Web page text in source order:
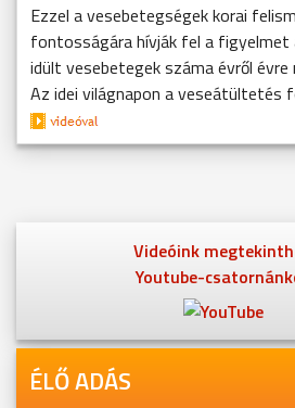
Ezzel a vesebetegségek korai
fontosságára hívják fel a figyelmet
idült vesebetegek száma évről évre
Az idei világnapon a veseátültetés
Videóink
Youtube-
ÉLŐ ADÁS